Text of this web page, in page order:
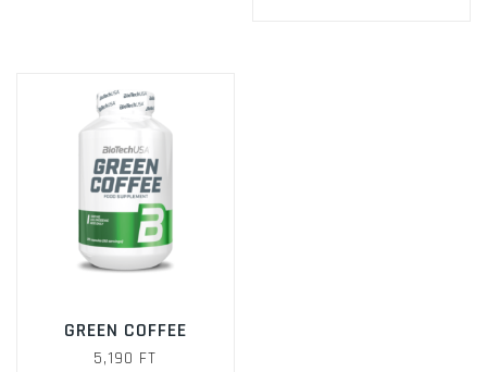
GREEN COFFEE
5,190 FT